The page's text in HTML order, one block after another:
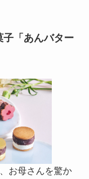
子「あんバター
お母さんを驚か